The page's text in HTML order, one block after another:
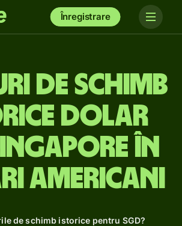
Înregistrare
de schimb
dolar
în
americani
de schimb istorice pentru SGD?